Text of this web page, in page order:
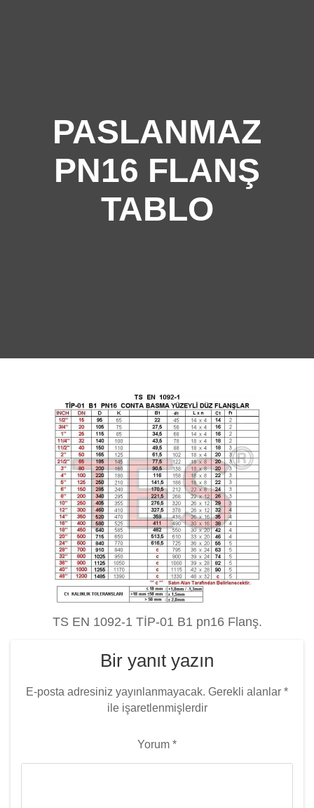
PASLANMAZ
PN16 FLANŞ
TABLO
TS EN 1092-1 TİP-01 B1 pn16 Flanş.
Bir yanıt yazın
E-posta adresiniz yayınlanmayacak. Gerekli alanlar *
ile işaretlenmişlerdir
Yorum *